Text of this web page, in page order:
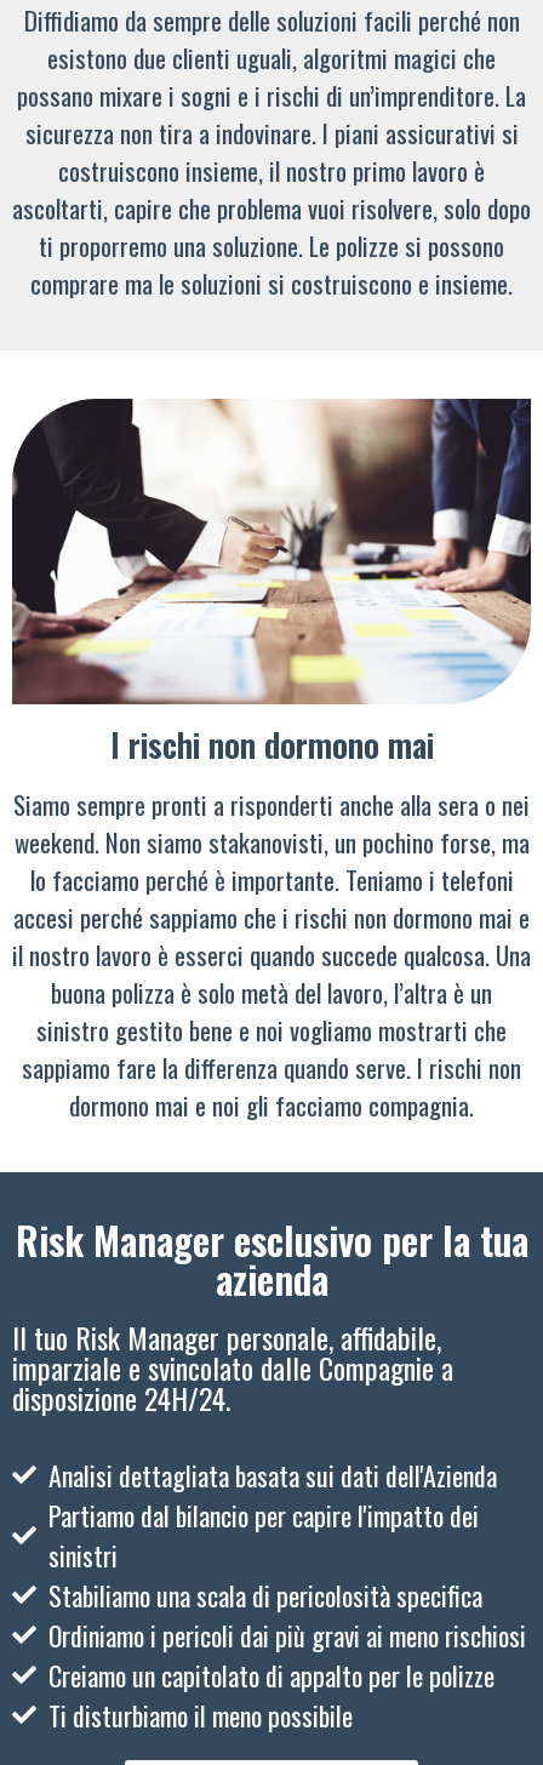
Diffidiamo da sempre delle soluzioni facili perché non
esistono due clienti uguali, algoritmi magici che
possano mixare i sogni e i rischi di un’imprenditore. La
sicurezza non tira a indovinare. I piani assicurativi si
costruiscono insieme, il nostro primo lavoro è
ascoltarti, capire che problema vuoi risolvere, solo dopo
ti proporremo una soluzione. Le polizze si possono
comprare ma le soluzioni si costruiscono e insieme.
I rischi non dormono mai
Siamo sempre pronti a risponderti anche alla sera o nei
weekend. Non siamo stakanovisti, un pochino forse, ma
lo facciamo perché è importante. Teniamo i telefoni
accesi perché sappiamo che i rischi non dormono mai e
il nostro lavoro è esserci quando succede qualcosa. Una
buona polizza è solo metà del lavoro, l’altra è un
sinistro gestito bene e noi vogliamo mostrarti che
sappiamo fare la differenza quando serve. I rischi non
dormono mai e noi gli facciamo compagnia.
Risk Manager esclusivo per la tua
azienda
Il tuo Risk Manager personale, affidabile,
imparziale e svincolato dalle Compagnie a
disposizione 24H/24.
Analisi dettagliata basata sui dati dell'Azienda
Partiamo dal bilancio per capire l'impatto dei
sinistri
Stabiliamo una scala di pericolosità specifica
Ordiniamo i pericoli dai più gravi ai meno rischiosi
Creiamo un capitolato di appalto per le polizze
Ti disturbiamo il meno possibile